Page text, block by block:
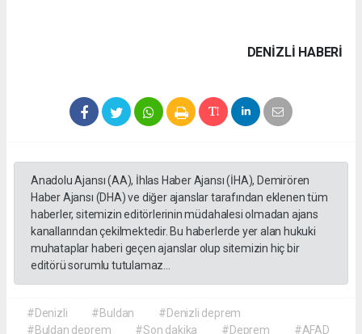
DENIZLI HABERİ
Anadolu Ajansı (AA), İhlas Haber Ajansı (İHA), Demirören
Haber Ajansı (DHA) ve diğer ajanslar tarafından eklenen tüm
haberler, sitemizin editörlerinin müdahalesi olmadan ajans
kanallarından çekilmektedir. Bu haberlerde yer alan hukuki
muhataplar haberi geçen ajanslar olup sitemizin hiç bir
editörü sorumlu tutulamaz...
#Denizli #Buldan
#Denizli deprem
#Buldan deprem
#Son dakika #Deprem
#AFAD